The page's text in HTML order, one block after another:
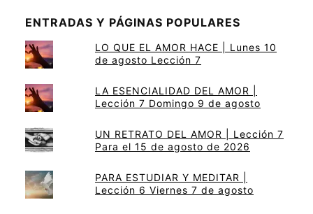
ENTRADAS Y PÁGINAS POPULARES
LO QUE EL AMOR HACE | Lunes 10
de agosto Lección 7
LA ESENCIALIDAD DEL AMOR |
Lección 7 Domingo 9 de agosto
UN RETRATO DEL AMOR | Lección 7
Para el 15 de agosto de 2026
PARA ESTUDIAR Y MEDITAR |
Lección 6 Viernes 7 de agosto